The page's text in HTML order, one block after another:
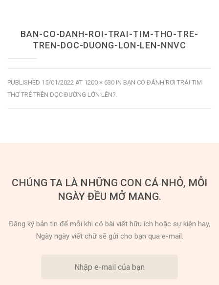
Sách Chữ đọc
BAN-CO-DANH-ROI-TRAI-TIM-THO-TRE-
TREN-DOC-DUONG-LON-LEN-NNVC
PUBLISHED 15/01/2022 AT 1200 × 630 IN BẠN CÓ ĐÁNH RƠI TRÁI TIM
THƠ TRẺ TRÊN DỌC ĐƯỜNG LỚN LÊN?.
CHÚNG TA LÀ NHỮNG CON CÁ NHỎ, MỖI
NGÀY ĐỀU MỞ MANG.
Đăng ký bản tin để mỗi khi có bài viết hữu ích hoặc sự kiện hay,
Ngày ngày viết chữ sẽ gửi cho bạn qua e-mail.